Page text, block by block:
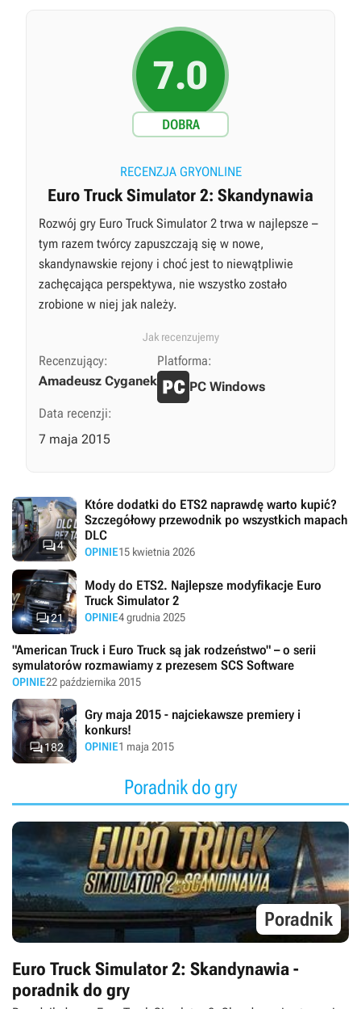
7.0
DOBRA
RECENZJA GRYONLINE
Euro Truck Simulator 2: Skandynawia
Rozwój gry Euro Truck Simulator 2 trwa w najlepsze –
tym razem twórcy zapuszczają się w nowe,
skandynawskie rejony i choć jest to niewątpliwie
zachęcająca perspektywa, nie wszystko zostało
zrobione w niej jak należy.
Jak recenzujemy
Recenzujący:
Amadeusz Cyganek
Platforma:
PC Windows
Data recenzji:
7 maja 2015
4
Które dodatki do ETS2 naprawdę warto kupić?
Szczegółowy przewodnik po wszystkich mapach
DLC
OPINIE15 kwietnia 2026
21
Mody do ETS2. Najlepsze modyfikacje Euro
Truck Simulator 2
OPINIE4 grudnia 2025
"American Truck i Euro Truck są jak rodzeństwo" – o serii
symulatorów rozmawiamy z prezesem SCS Software
OPINIE22 października 2015
182
Gry maja 2015 - najciekawsze premiery i
konkurs!
OPINIE1 maja 2015
Poradnik do gry
Poradnik
Euro Truck Simulator 2: Skandynawia -
poradnik do gry